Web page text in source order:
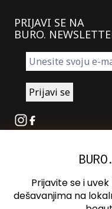
PRIJAVI SE NA
BURO.
Instagram
Facebook
Oglašavanje
Kontakt
Prijavite se i
dešavanjima na